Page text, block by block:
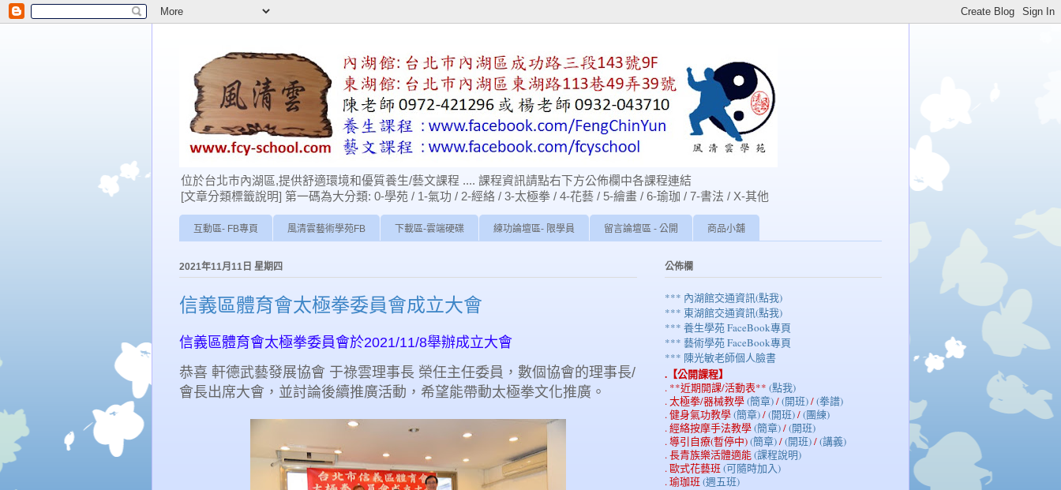
位於台北巿內湖區,提供舒適環境和優質養生/藝文課程 .... 課程資訊請點右下方公佈欄中各課程連結
[文章分類標籤說明] 第一碼為大分類: 0-學苑 / 1-氣功 / 2-經絡 / 3-太極拳 / 4-花藝 / 5-繪畫 / 6-瑜珈 / 7-書法 / X-其他
互動區- FB專頁 風清雲藝術學苑FB 下載區-雲端硬碟 練功論壇區- 限學員 留言論壇區 - 公開 商品小舖
2021年11月11日 星期四
信義區體育會太極拳委員會成立大會
信義區體育會太極拳委員會於2021/11/8舉辦成立大會
恭喜 軒德武藝發展協會 于祿雲理事長 榮任主任委員，數個協會的理事長/
會長出席大會，並討論後續推廣活動，希望能帶動太極拳文化推廣。
公佈欄
*** 內湖館交通資訊(點我)
*** 東湖館交通資訊(點我)
*** 養生學苑 FaceBook專頁
*** 藝術學苑 FaceBook專頁
*** 陳光敏老師個人臉書
.【公開課程】
. **近期開課/活動表** (點我)
. 太極拳/器械教學(簡章)/(開班)/(拳譜)
. 健身氣功教學(簡章)/(開班)/(團練)
. 經絡按摩手法教學(簡章)/(開班)
. 導引自療(暫停中)(簡章)/(開班)/(講義)
. 長青族樂活體適能(課程說明)
. 歐式花藝班(可隨時加入)
. 瑜珈班(週五班)